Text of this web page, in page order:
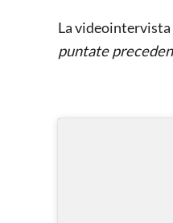
La
puntate